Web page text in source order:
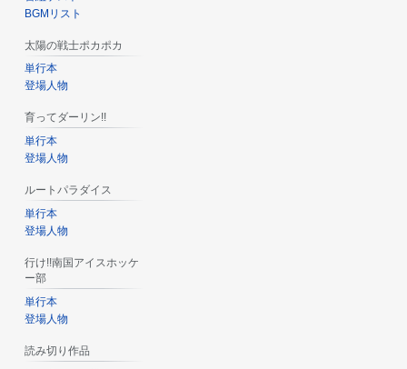
BGMリスト
太陽の戦士ポカポカ
単行本
登場人物
育ってダーリン!!
単行本
登場人物
ルートパラダイス
単行本
登場人物
行け!!南国アイスホッケ
ー部
単行本
登場人物
読み切り作品